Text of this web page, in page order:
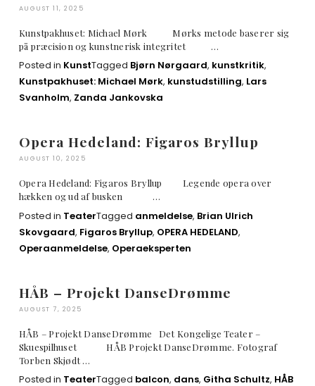
AUGUST 11, 2025
Kunstpakhuset: Michael Mørk Mørks metode baserer sig
på præcision og kunstnerisk integritet …
Posted in KunstTagged Bjørn Nørgaard, kunstkritik,
Kunstpakhuset: Michael Mørk, kunstudstilling, Lars
Svanholm, Zanda Jankovska
Opera Hedeland: Figaros Bryllup
AUGUST 10, 2025
Opera Hedeland: Figaros Bryllup Legende opera over
hækken og ud af busken …
Posted in TeaterTagged anmeldelse, Brian Ulrich
Skovgaard, Figaros Bryllup, OPERA HEDELAND,
Operaanmeldelse, Operaeksperten
HÅB – Projekt DanseDrømme
AUGUST 7, 2025
HÅB – Projekt DanseDrømme Det Kongelige Teater –
Skuespilhuset HÅB Projekt DanseDrømme. Fotograf
Torben Skjødt …
Posted in TeaterTagged balcon, dans, Githa Schultz, HÅB